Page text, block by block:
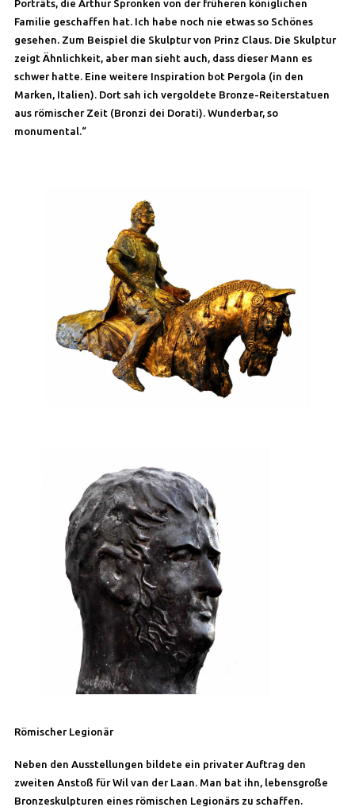
Porträts, die Arthur Spronken von der früheren königlichen
Familie geschaffen hat. Ich habe noch nie etwas so Schönes
gesehen. Zum Beispiel die Skulptur von Prinz Claus. Die Skulptur
zeigt Ähnlichkeit, aber man sieht auch, dass dieser Mann es
schwer hatte. Eine weitere Inspiration bot Pergola (in den
Marken, Italien). Dort sah ich vergoldete Bronze-Reiterstatuen
aus römischer Zeit (Bronzi dei Dorati). Wunderbar, so
monumental.“
Römischer Legionär
Neben den Ausstellungen bildete ein privater Auftrag den
zweiten Anstoß für Wil van der Laan. Man bat ihn, lebensgroße
Bronzeskulpturen eines römischen Legionärs zu schaffen.